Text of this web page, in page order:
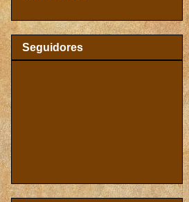
Seguidores